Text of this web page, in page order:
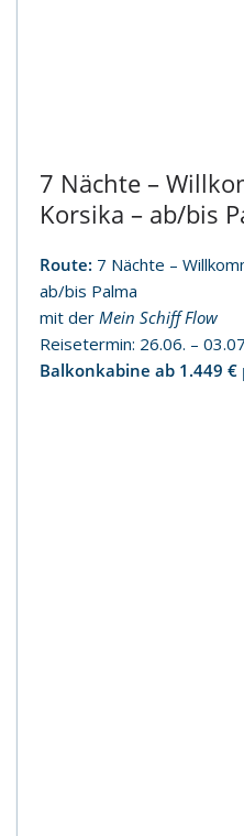
7 Nächte –
Korsika – ab/bis
Route: 7 Nächte –
ab/bis Palma
mit der Mein Schiff Flow
Reisetermin: 26.06. –
Balkonkabine ab 1.449 €